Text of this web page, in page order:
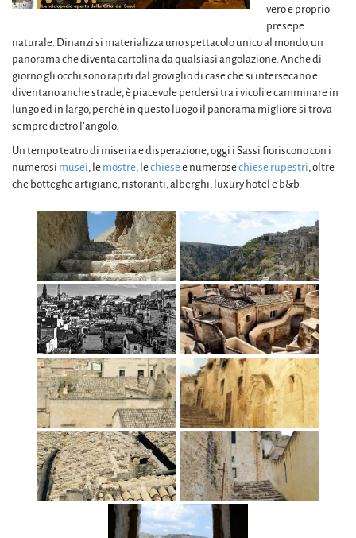
vero e proprio
presepe
naturale. Dinanzi si materializza uno spettacolo unico al mondo, un
panorama che diventa cartolina da qualsiasi angolazione. Anche di
giorno gli occhi sono rapiti dal groviglio di case che si intersecano e
diventano anche strade, è piacevole perdersi tra i vicoli e camminare in
lungo ed in largo, perchè in questo luogo il panorama migliore si trova
sempre dietro l’angolo.
Un tempo teatro di miseria e disperazione, oggi i Sassi fioriscono con i
numerosi musei, le mostre, lechiesee numerosechiese rupestri, oltre
che botteghe artigiane, ristoranti, alberghi, luxury hotel e b&b.